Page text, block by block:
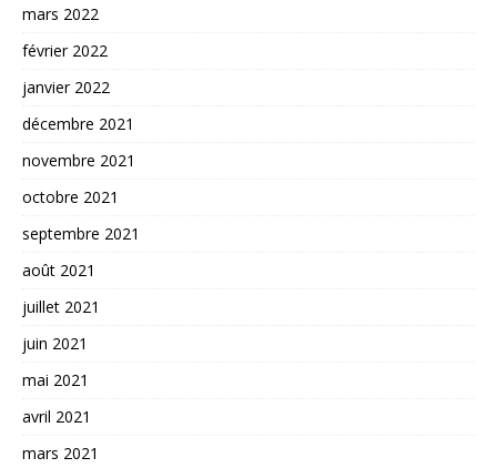
mars 2022
février 2022
janvier 2022
décembre 2021
novembre 2021
octobre 2021
septembre 2021
août 2021
juillet 2021
juin 2021
mai 2021
avril 2021
mars 2021